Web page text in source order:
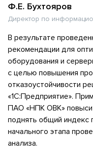
Ф.Е. Бухтояров
Директор по
В результате
рекомендации для
оборудования и
с целью повышения
отказоустойчивости
«1С:Предприятие».
ПАО «НПК ОВК»
поднять общий индекс
начального этапа
анализа.